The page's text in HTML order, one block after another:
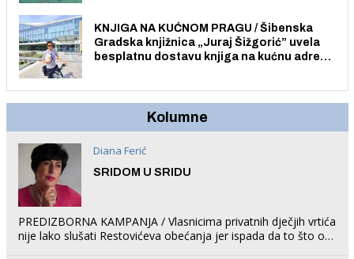
KNJIGA NA KUĆNOM PRAGU / Šibenska
Gradska knjižnica „Juraj Šižgorić” uvela
besplatnu dostavu knjiga na kućnu adresu
Kolumne
Diana Ferić
SRIDOM U SRIDU
PREDIZBORNA KAMPANJA / Vlasnicima privatnih dječjih vrtića
nije lako slušati Restovićeva obećanja jer ispada da to što oni